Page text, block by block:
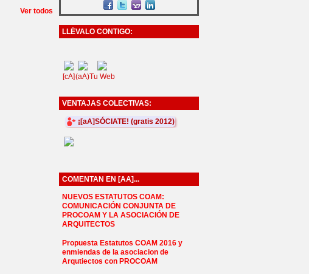
Ver todos
LLÉVALO CONTIGO:
[cA](aA)Tu Web
VENTAJAS COLECTIVAS:
¡[aA]SÓCIATE! (gratis 2012)
COMENTAN EN [AA]...
NUEVOS ESTATUTOS COAM:
COMUNICACIÓN CONJUNTA DE
PROCOAM Y LA ASOCIACIÓN DE
ARQUITECTOS
Propuesta Estatutos COAM 2016 y
enmiendas de la asociacion de
Arqutiectos con PROCOAM